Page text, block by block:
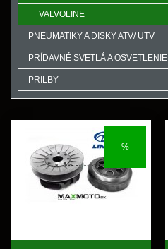
VALVOLINE
PNEUMATIKY A DISKY ATV/ UTV
PRÍDAVNÉ SVETLÁ A OSVETLENIE
PRILBY
%